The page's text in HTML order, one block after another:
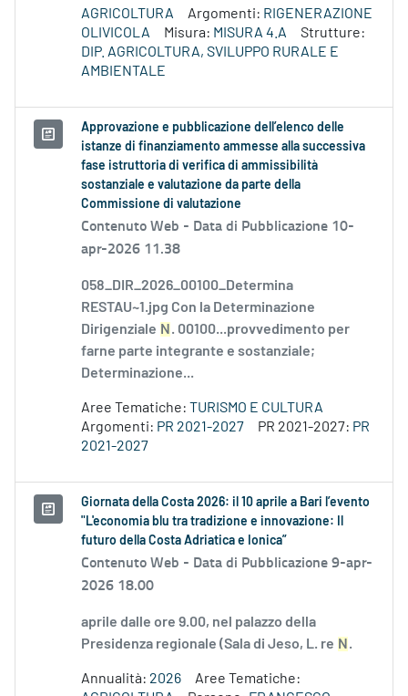
AGRICOLTURA
Argomenti: RIGENERAZIONE
OLIVICOLA
Misura: MISURA 4.A
Strutture:
DIP. AGRICOLTURA, SVILUPPO RURALE E
AMBIENTALE
Approvazione e pubblicazione dell’elenco delle
istanze di finanziamento ammesse alla successiva
fase istruttoria di verifica di ammissibilità
sostanziale e valutazione da parte della
Commissione di valutazione
Contenuto Web - Data di Pubblicazione 10-
apr-2026 11.38
058_DIR_2026_00100_Determina
RESTAU~1.jpg Con la Determinazione
Dirigenziale N . 00100...provvedimento per
farne parte integrante e sostanziale;
Determinazione...
Aree Tematiche: TURISMO E CULTURA
Argomenti: PR 2021-2027 PR 2021-2027: PR
2021-2027
Giornata della Costa 2026: il 10 aprile a Bari l’evento
"L'economia blu tra tradizione e innovazione: Il
futuro della Costa Adriatica e Ionica”
Contenuto Web - Data di Pubblicazione 9-apr-
2026 18.00
aprile dalle ore 9.00, nel palazzo della
Presidenza regionale (Sala di Jeso, L. re N .
Annualità: 2026
Aree Tematiche: